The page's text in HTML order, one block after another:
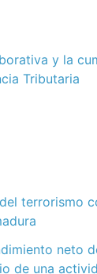
y la
Tributaria
terrorismo
neto
de una